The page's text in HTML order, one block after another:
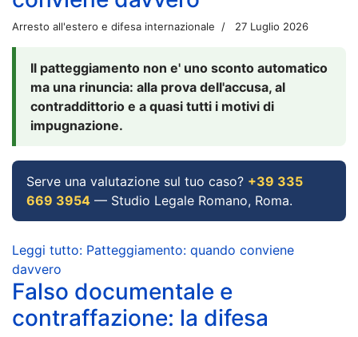
Arresto all'estero e difesa internazionale 27 Luglio 2026
Il patteggiamento non e' uno sconto automatico
ma una rinuncia: alla prova dell'accusa, al
contraddittorio e a quasi tutti i motivi di
impugnazione.
Serve una valutazione sul tuo caso? +39 335
669 3954 — Studio Legale Romano, Roma.
Leggi tutto: Patteggiamento: quando conviene
davvero
Falso documentale e
contraffazione: la difesa